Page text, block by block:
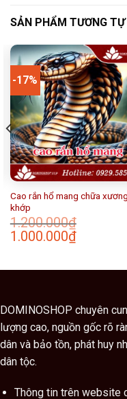
SẢN PHẨM TƯƠNG TỰ
-17%
Cao rắn hổ mang chữa xương
khớp
1.200.000₫
Giá
gốc
1.000.000₫Giá
hiện
1.000.000₫.
DOMINOSHOP chuyên
lượng cao, nguồn gốc rõ
dân và bảo tồn, phát huy
dân tộc.
Thông tin trên website